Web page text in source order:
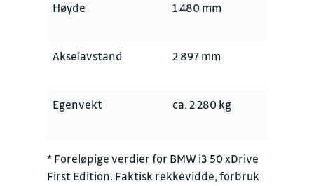
Høyde 1 480 mm
Akselavstand 2 897 mm
Egenvekt ca. 2 280 kg
* Foreløpige verdier for BMW i3 50 xDrive
First Edition. Faktisk rekkevidde, forbruk